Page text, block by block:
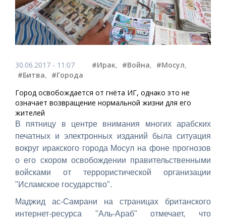
30.06.2017 - 11:07 #Ирак, #Война, #Мосул,
#Битва, #Города
Город освобождается от гнёта ИГ, однако это не
означает возвращение нормальной жизни для его
жителей
В пятницу в центре внимания многих арабских
печатных и электронных изданий была ситуация
вокруг иракского города Мосул на фоне прогнозов
о его скором освобождении правительственными
войсками от террористической организации
"Исламское государство".
Маджид ас-Самрани на страницах британского
интернет-ресурса "Аль-Араб" отмечает, что